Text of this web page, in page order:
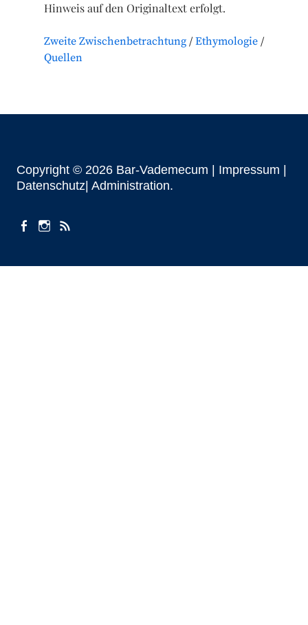
Hinweis auf den Originaltext erfolgt.
Zweite Zwischenbetrachtung
Ethymologie
Quellen
Copyright © 2026 Bar-Vademecum | Impressum
Datenschutz| Administration